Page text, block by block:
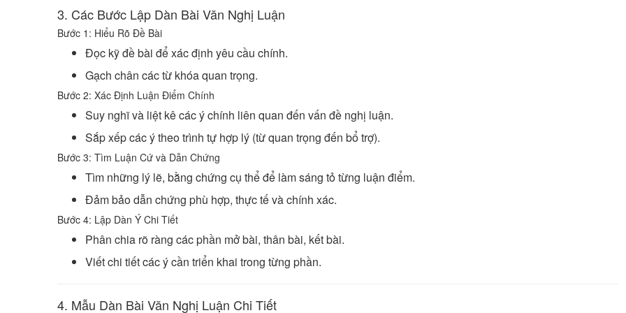
3. Các Bước Lập Dàn Bài Văn Nghị Luận
Bước 1: Hiểu Rõ Đề Bài
Đọc kỹ đề bài để xác định yêu cầu chính.
Gạch chân các từ khóa quan trọng.
Bước 2: Xác Định Luận Điểm Chính
Suy nghĩ và liệt kê các ý chính liên quan đến vấn đề nghị luận.
Sắp xếp các ý theo trình tự hợp lý (từ quan trọng đến bổ trợ).
Bước 3: Tìm Luận Cứ và Dẫn Chứng
Tìm những lý lẽ, bằng chứng cụ thể để làm sáng tỏ từng luận điểm.
Đảm bảo dẫn chứng phù hợp, thực tế và chính xác.
Bước 4: Lập Dàn Ý Chi Tiết
Phân chia rõ ràng các phần mở bài, thân bài, kết bài.
Viết chi tiết các ý cần triển khai trong từng phần.
4. Mẫu Dàn Bài Văn Nghị Luận Chi Tiết